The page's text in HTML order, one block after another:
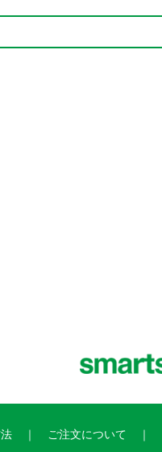
ご注文について